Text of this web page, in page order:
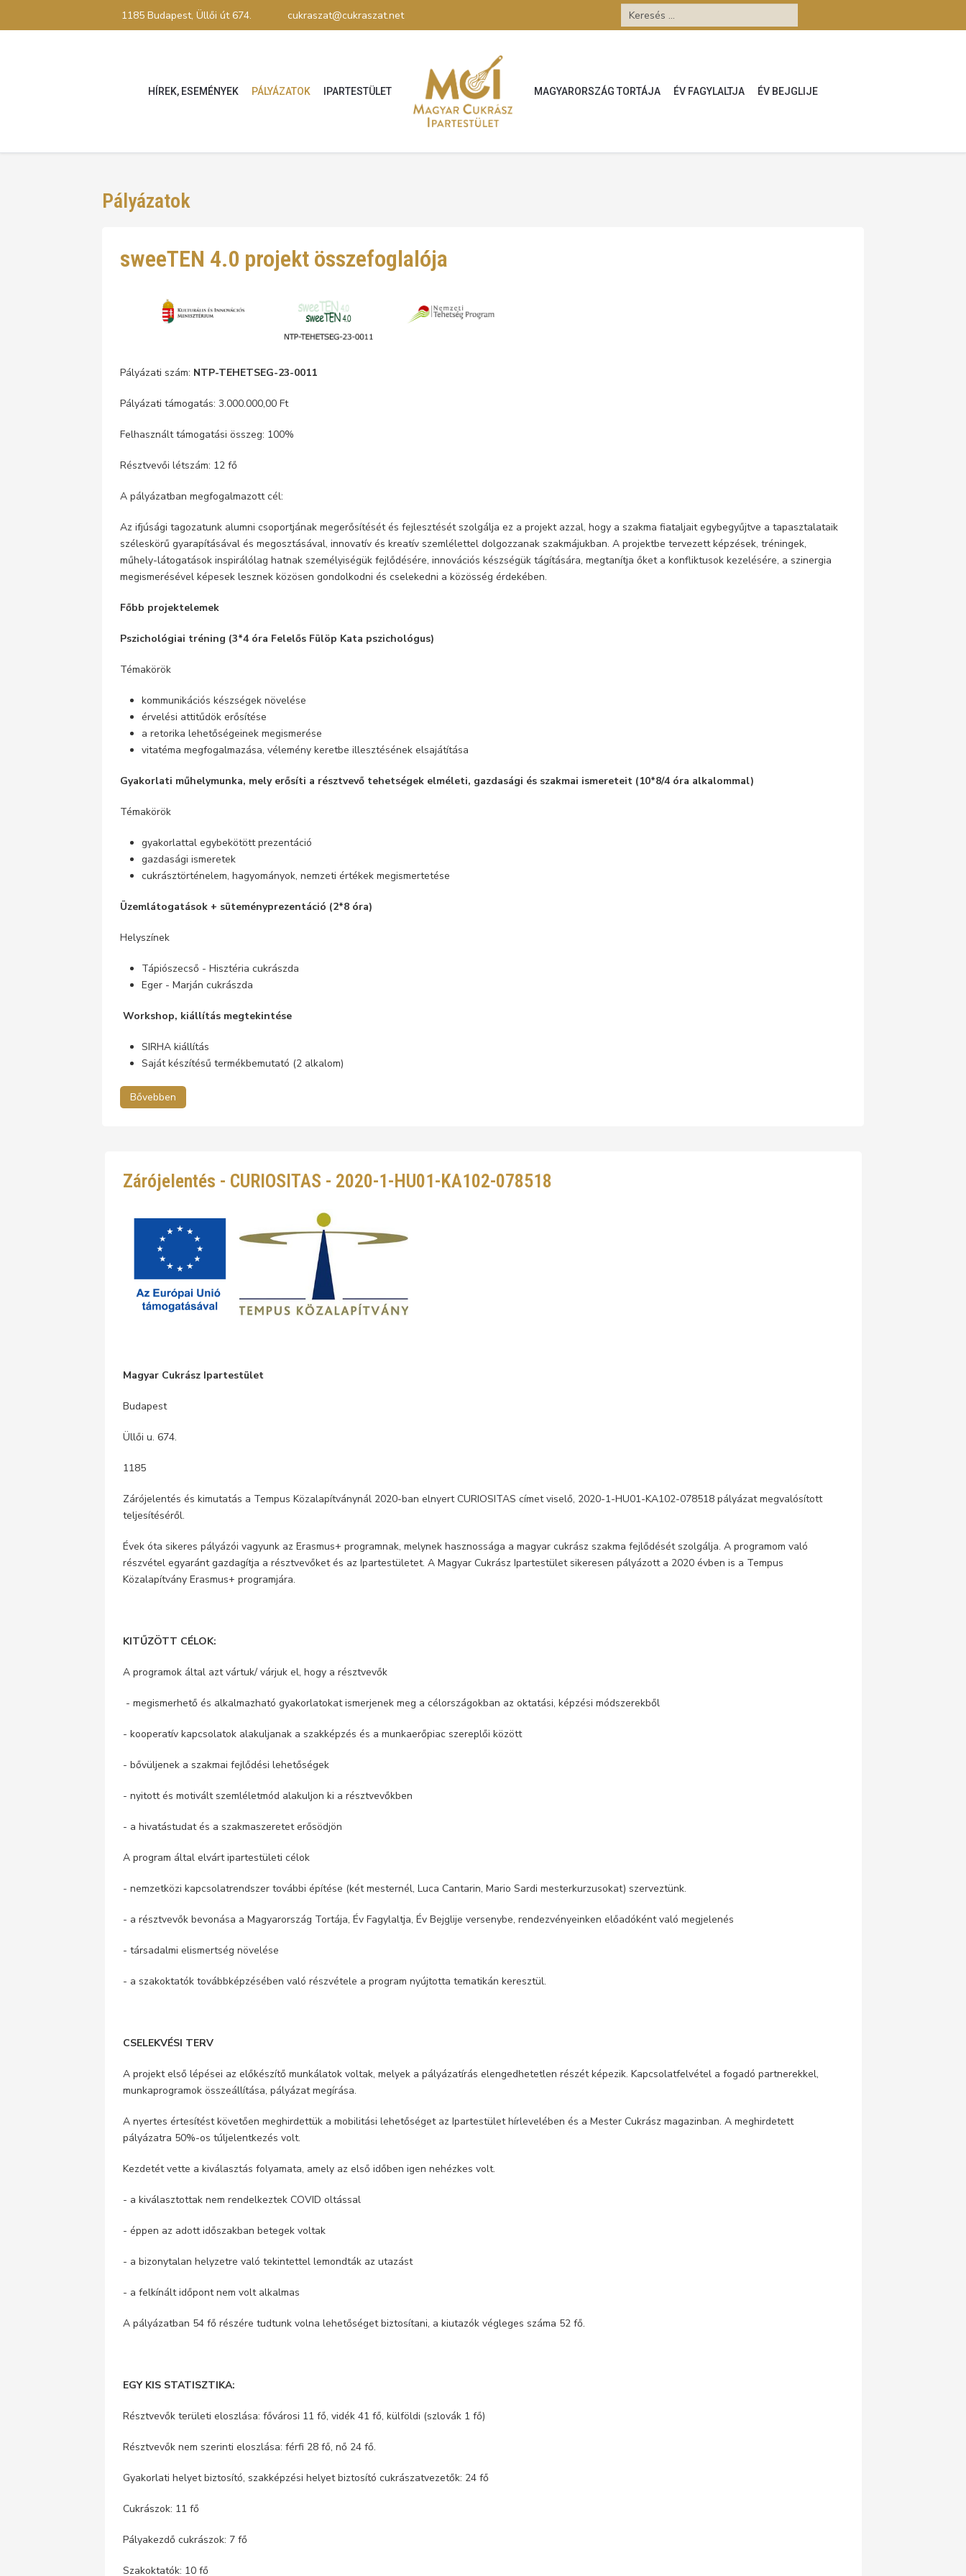
1185 Budapest, Üllői út 674. cukraszat@cukraszat.net
HÍREK, ESEMÉNYEK PÁLYÁZATOK IPARTESTÜLET MAGYARORSZÁG TORTÁJA ÉV FAGYLALTJA ÉV BEJGLIJE
Pályázatok
sweeTEN 4.0 projekt összefoglalója
Pályázati szám: NTP-TEHETSEG-23-0011
Pályázati támogatás: 3.000.000,00 Ft
Felhasznált támogatási összeg: 100%
Résztvevői létszám: 12 fő
A pályázatban megfogalmazott cél:
Az ifjúsági tagozatunk alumni csoportjának megerősítését és fejlesztését szolgálja ez a projekt azzal, hogy a szakma fiataljait egybegyűjtve a tapasztalataik
széleskörű gyarapításával és megosztásával, innovatív és kreatív szemlélettel dolgozzanak szakmájukban. A projektbe tervezett képzések, tréningek,
műhely-látogatások inspirálólag hatnak személyiségük fejlődésére, innovációs készségük tágítására, megtanítja őket a konfliktusok kezelésére, a szinergia
megismerésével képesek lesznek közösen gondolkodni és cselekedni a közösség érdekében.
Főbb projektelemek
Pszichológiai tréning (3*4 óra Felelős Fülöp Kata pszichológus)
Témakörök
kommunikációs készségek növelése
érvelési attitűdök erősítése
a retorika lehetőségeinek megismerése
vitatéma megfogalmazása, vélemény keretbe illesztésének elsajátítása
Gyakorlati műhelymunka, mely erősíti a résztvevő tehetségek elméleti, gazdasági és szakmai ismereteit (10*8/4 óra alkalommal)
Témakörök
gyakorlattal egybekötött prezentáció
gazdasági ismeretek
cukrásztörténelem, hagyományok, nemzeti értékek megismertetése
Üzemlátogatások + süteményprezentáció (2*8 óra)
Helyszínek
Tápiószecső - Hisztéria cukrászda
Eger - Marján cukrászda
Workshop, kiállítás megtekintése
SIRHA kiállítás
Saját készítésű termékbemutató (2 alkalom)
Bővebben
Zárójelentés - CURIOSITAS - 2020-1-HU01-KA102-078518
Magyar Cukrász Ipartestület
Budapest
Üllői u. 674.
1185
Zárójelentés és kimutatás a Tempus Közalapítványnál 2020-ban elnyert CURIOSITAS címet viselő, 2020-1-HU01-KA102-078518 pályázat megvalósított
teljesítéséről.
Évek óta sikeres pályázói vagyunk az Erasmus+ programnak, melynek hasznossága a magyar cukrász szakma fejlődését szolgálja. A programom való
részvétel egyaránt gazdagítja a résztvevőket és az Ipartestületet. A Magyar Cukrász Ipartestület sikeresen pályázott a 2020 évben is a Tempus
Közalapítvány Erasmus+ programjára.
KITŰZÖTT CÉLOK:
A programok által azt vártuk/ várjuk el, hogy a résztvevők
- megismerhető és alkalmazható gyakorlatokat ismerjenek meg a célországokban az oktatási, képzési módszerekből
- kooperatív kapcsolatok alakuljanak a szakképzés és a munkaerőpiac szereplői között
- bővüljenek a szakmai fejlődési lehetőségek
- nyitott és motivált szemléletmód alakuljon ki a résztvevőkben
- a hivatástudat és a szakmaszeretet erősödjön
A program által elvárt ipartestületi célok
- nemzetközi kapcsolatrendszer további építése (két mesternél, Luca Cantarin, Mario Sardi mesterkurzusokat) szerveztünk.
- a résztvevők bevonása a Magyarország Tortája, Év Fagylaltja, Év Bejglije versenybe, rendezvényeinken előadóként való megjelenés
- társadalmi elismertség növelése
- a szakoktatók továbbképzésében való részvétele a program nyújtotta tematikán keresztül.
CSELEKVÉSI TERV
A projekt első lépései az előkészítő munkálatok voltak, melyek a pályázatírás elengedhetetlen részét képezik. Kapcsolatfelvétel a fogadó partnerekkel,
munkaprogramok összeállítása, pályázat megírása.
A nyertes értesítést követően meghirdettük a mobilitási lehetőséget az Ipartestület hírlevelében és a Mester Cukrász magazinban. A meghirdetett
pályázatra 50%-os túljelentkezés volt.
Kezdetét vette a kiválasztás folyamata, amely az első időben igen nehézkes volt.
- a kiválasztottak nem rendelkeztek COVID oltással
- éppen az adott időszakban betegek voltak
- a bizonytalan helyzetre való tekintettel lemondták az utazást
- a felkínált időpont nem volt alkalmas
A pályázatban 54 fő részére tudtunk volna lehetőséget biztosítani, a kiutazók végleges száma 52 fő.
EGY KIS STATISZTIKA:
Résztvevők területi eloszlása: fővárosi 11 fő, vidék 41 fő, külföldi (szlovák 1 fő)
Résztvevők nem szerinti eloszlása: férfi 28 fő, nő 24 fő.
Gyakorlati helyet biztosító, szakképzési helyet biztosító cukrászatvezetők: 24 fő
Cukrászok: 11 fő
Pályakezdő cukrászok: 7 fő
Szakoktatók: 10 fő